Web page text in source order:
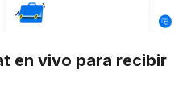
en vivo para recibir